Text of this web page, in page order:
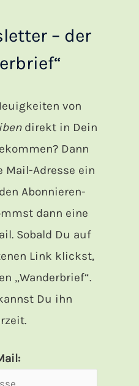
– der
von
direkt in Dein
Dann
Mail-Adresse ein
Abonnieren-
dann eine
Sobald Du auf
Link klickst,
„Wanderbrief“.
Du ihn